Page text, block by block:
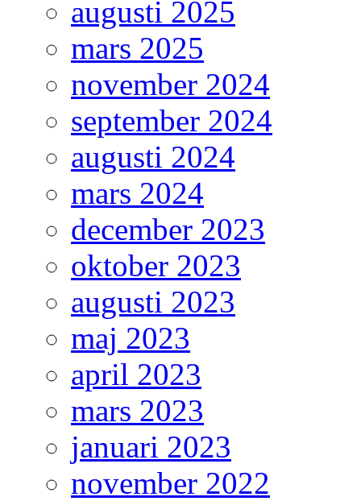
augusti 2025
mars 2025
november 2024
september 2024
augusti 2024
mars 2024
december 2023
oktober 2023
augusti 2023
maj 2023
april 2023
mars 2023
januari 2023
november 2022